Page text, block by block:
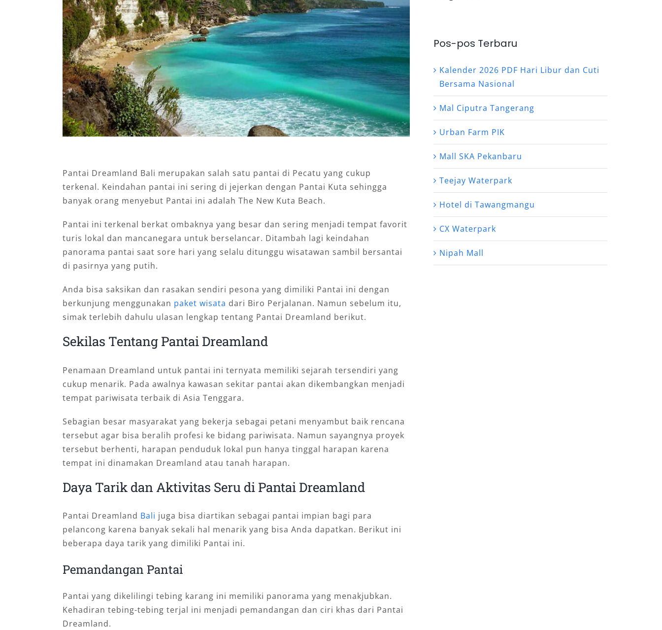
Pantai Dreamland Bali merupakan salah satu pantai di Pecatu yang cukup
terkenal. Keindahan pantai ini sering di jejerkan dengan Pantai Kuta sehingga
banyak orang menyebut Pantai ini adalah The New Kuta Beach.
Pantai ini terkenal berkat ombaknya yang besar dan sering menjadi tempat favorit
turis lokal dan mancanegara untuk berselancar. Ditambah lagi keindahan
panorama pantai saat sore hari yang selalu ditunggu wisatawan sambil bersantai
di pasirnya yang putih.
Anda bisa saksikan dan rasakan sendiri pesona yang dimiliki Pantai ini dengan
berkunjung menggunakan paket wisata dari Biro Perjalanan. Namun sebelum itu,
simak terlebih dahulu ulasan lengkap tentang Pantai Dreamland berikut.
Sekilas Tentang Pantai Dreamland
Penamaan Dreamland untuk pantai ini ternyata memiliki sejarah tersendiri yang
cukup menarik. Pada awalnya kawasan sekitar pantai akan dikembangkan menjadi
tempat pariwisata terbaik di Asia Tenggara.
Sebagian besar masyarakat yang bekerja sebagai petani menyambut baik rencana
tersebut agar bisa beralih profesi ke bidang pariwisata. Namun sayangnya proyek
tersebut berhenti, harapan penduduk lokal pun hanya tinggal harapan karena
tempat ini dinamakan Dreamland atau tanah harapan.
Daya Tarik dan Aktivitas Seru di Pantai Dreamland
Pantai Dreamland Bali juga bisa diartikan sebagai pantai impian bagi para
pelancong karena banyak sekali hal menarik yang bisa Anda dapatkan. Berikut ini
beberapa daya tarik yang dimiliki Pantai ini.
Pemandangan Pantai
Pantai yang dikelilingi tebing karang ini memiliki panorama yang menakjubkan.
Kehadiran tebing-tebing terjal ini menjadi pemandangan dan ciri khas dari Pantai
Dreamland.
Pos-pos Terbaru
Kalender 2026 PDF Hari Libur dan Cuti
Bersama Nasional
Mal Ciputra Tangerang
Urban Farm PIK
Mall SKA Pekanbaru
Teejay Waterpark
Hotel di Tawangmangu
CX Waterpark
Nipah Mall